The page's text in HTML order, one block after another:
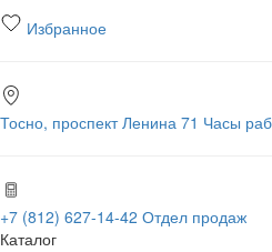
Избранное
Тосно, проспект Ленина 71 Часы
+7 (812) 627-14-42 Отдел продаж
Каталог